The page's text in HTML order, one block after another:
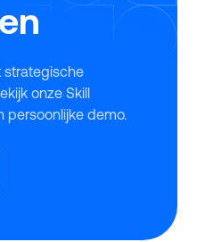
strategische
onze Skill
persoonlijke demo.